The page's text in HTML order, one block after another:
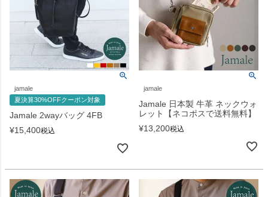
jamale
夏決算30%OFFクーポン対象
Jamale 2wayバッグ 4FB
¥15,400税込
jamale
Jamale 日本製 牛革 ネックウォ
レット【ネコポスで送料無料】
¥13,200税込